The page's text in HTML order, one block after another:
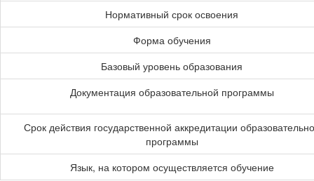
Нормативный срок освоения
Форма обучения
Базовый уровень образования
Документация образовательной программы
Срок действия государственной аккредитации
программы
Язык, на котором осуществляется обучение